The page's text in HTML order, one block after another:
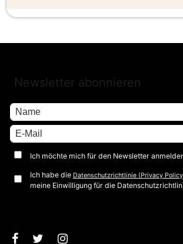
Newsletter abonnieren
Ich möchte mich für den Newsletter
Ich habe die Datenschutzrichtlinie (Privacy
meine Einwilligung für die